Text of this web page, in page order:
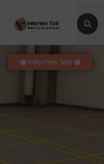
◉ Informe Toit ◉